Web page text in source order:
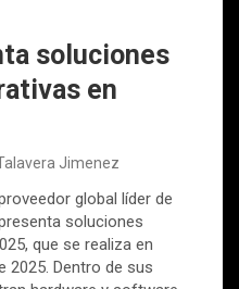
soluciones
en
Jimenez
global líder de
soluciones
que se realiza en
2025. Dentro de sus